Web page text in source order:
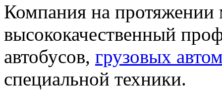
Компания на протяжении
высококачественный
автобусов, грузовых
специальной техники.